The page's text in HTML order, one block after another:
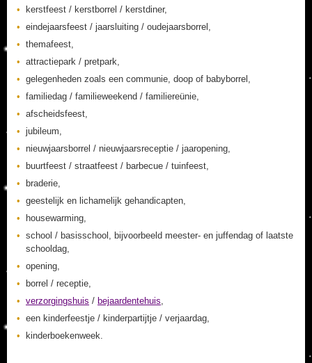
kerstfeest / kerstborrel / kerstdiner,
eindejaarsfeest / jaarsluiting / oudejaarsborrel,
themafeest,
attractiepark / pretpark,
gelegenheden zoals een communie, doop of babyborrel,
familiedag / familieweekend / familiereünie,
afscheidsfeest,
jubileum,
nieuwjaarsborrel / nieuwjaarsreceptie / jaaropening,
buurtfeest / straatfeest / barbecue / tuinfeest,
braderie,
geestelijk en lichamelijk gehandicapten,
housewarming,
school / basisschool, bijvoorbeeld meester- en juffendag of laatste
schooldag,
opening,
borrel / receptie,
verzorgingshuis / bejaardentehuis,
een kinderfeestje / kinderpartijtje / verjaardag,
kinderboekenweek.